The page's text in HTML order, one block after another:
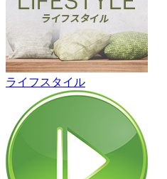
ライフスタイル